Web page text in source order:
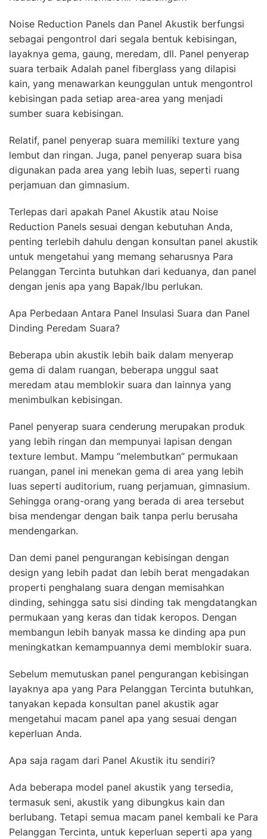
Noise Reduction Panels dan Panel Akustik berfungsi
sebagai pengontrol dari segala bentuk kebisingan,
layaknya gema, gaung, meredam, dll. Panel penyerap
suara terbaik Adalah panel fiberglass yang dilapisi
kain, yang menawarkan keunggulan untuk mengontrol
kebisingan pada setiap area-area yang menjadi
sumber suara kebisingan.
Relatif, panel penyerap suara memiliki texture yang
lembut dan ringan. Juga, panel penyerap suara bisa
digunakan pada area yang lebih luas, seperti ruang
perjamuan dan gimnasium.
Terlepas dari apakah Panel Akustik atau Noise
Reduction Panels sesuai dengan kebutuhan Anda,
penting terlebih dahulu dengan konsultan panel akustik
untuk mengetahui yang memang seharusnya Para
Pelanggan Tercinta butuhkan dari keduanya, dan panel
dengan jenis apa yang Bapak/Ibu perlukan.
Apa Perbedaan Antara Panel Insulasi Suara dan Panel
Dinding Peredam Suara?
Beberapa ubin akustik lebih baik dalam menyerap
gema di dalam ruangan, beberapa unggul saat
meredam atau memblokir suara dan lainnya yang
menimbulkan kebisingan.
Panel penyerap suara cenderung merupakan produk
yang lebih ringan dan mempunyai lapisan dengan
texture lembut. Mampu “melembutkan” permukaan
ruangan, panel ini menekan gema di area yang lebih
luas seperti auditorium, ruang perjamuan, gimnasium.
Sehingga orang-orang yang berada di area tersebut
bisa mendengar dengan baik tanpa perlu berusaha
mendengarkan.
Dan demi panel pengurangan kebisingan dengan
design yang lebih padat dan lebih berat mengadakan
properti penghalang suara dengan memisahkan
dinding, sehingga satu sisi dinding tak mengdatangkan
permukaan yang keras dan tidak keropos. Dengan
membangun lebih banyak massa ke dinding apa pun
meningkatkan kemampuannya demi memblokir suara.
Sebelum memutuskan panel pengurangan kebisingan
layaknya apa yang Para Pelanggan Tercinta butuhkan,
tanyakan kepada konsultan panel akustik agar
mengetahui macam panel apa yang sesuai dengan
keperluan Anda.
Apa saja ragam dari Panel Akustik itu sendiri?
Ada beberapa model panel akustik yang tersedia,
termasuk seni, akustik yang dibungkus kain dan
berlubang. Tetapi semua macam panel kembali ke Para
Pelanggan Tercinta, untuk keperluan seperti apa yang